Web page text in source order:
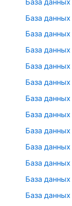
База
База
База
База
База
База
База
База
База
База
База
База